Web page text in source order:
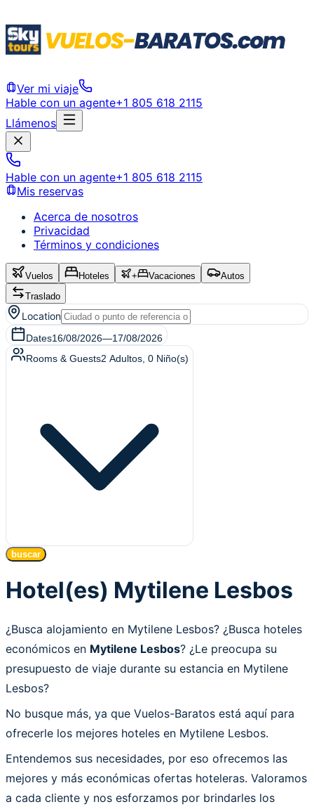
Ver mi viaje
Hable con un agente+1 805 618 2115
Llámenos
Hable con un agente+1 805 618 2115
Mis reservas
Acerca de nosotros
Privacidad
Términos y condiciones
Vuelos Hoteles + Vacaciones
Autos
Traslado
Location
Dates16/08/2026—17/08/2026
Rooms & Guests2 Adultos 0 Niño(s)
buscar
Hotel(es) Mytilene Lesbos
¿Busca alojamiento en Mytilene Lesbos? ¿Busca hoteles
económicos en Mytilene Lesbos? ¿Le preocupa su
presupuesto de viaje durante su estancia en Mytilene
Lesbos?
No busque más, ya que Vuelos-Baratos está aquí para
ofrecerle los mejores hoteles en Mytilene Lesbos.
Entendemos sus necesidades, por eso ofrecemos las
mejores y más económicas ofertas hoteleras. Valoramos
a cada cliente y nos esforzamos por brindarles los